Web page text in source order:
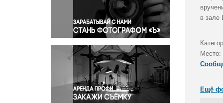
Правосудие
Происшествия и конфликты
Религия
Светская жизнь
Спорт
Экология
Экономика и бизнес
в зале
Место:
Ещё